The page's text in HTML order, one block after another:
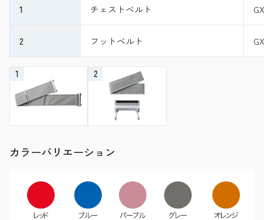
1 チェストベルト
2 フットベルト
1 2
カラーバリエーション